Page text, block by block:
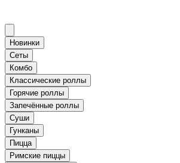
Новинки
Сеты
Комбо
Классические роллы
Горячие роллы
Запечённые роллы
Суши
Гунканы
Пицца
Римские пиццы